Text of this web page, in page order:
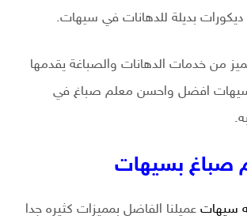
ديكورات بديلة للدهانات في سيهات.
من خدمات الدهانات والصباغة يقدمها
افضل واحسن معلم صباغ في
صباغ بسيهات
سيهات عميلنا الفاضل بمميزات كثيره جدا